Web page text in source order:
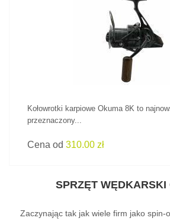
ZOBACZ PRODUKT
Kołowrotki karpiowe Okuma 8K to
przeznaczony...
Cena od 310.00 zł
SPRZĘT WĘDKARSKI
Zaczynając tak jak wiele firm jako spin-